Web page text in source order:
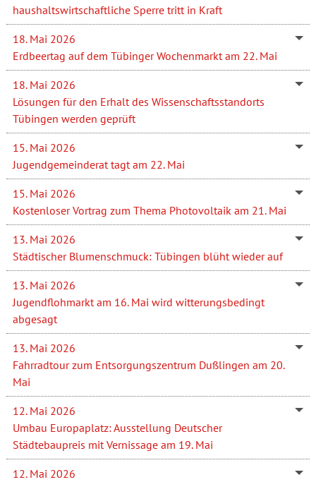
haushaltswirtschaftliche Sperre tritt in Kraft
18. Mai 2026
Erdbeertag auf dem Tübinger Wochenmarkt am 22. Mai
18. Mai 2026
Lösungen für den Erhalt des Wissenschaftsstandorts
Tübingen werden geprüft
15. Mai 2026
Jugendgemeinderat tagt am 22. Mai
15. Mai 2026
Kostenloser Vortrag zum Thema Photovoltaik am 21. Mai
13. Mai 2026
Städtischer Blumenschmuck: Tübingen blüht wieder auf
13. Mai 2026
Jugendflohmarkt am 16. Mai wird witterungsbedingt
abgesagt
13. Mai 2026
Fahrradtour zum Entsorgungszentrum Dußlingen am 20.
Mai
12. Mai 2026
Umbau Europaplatz: Ausstellung Deutscher
Städtebaupreis mit Vernissage am 19. Mai
12. Mai 2026